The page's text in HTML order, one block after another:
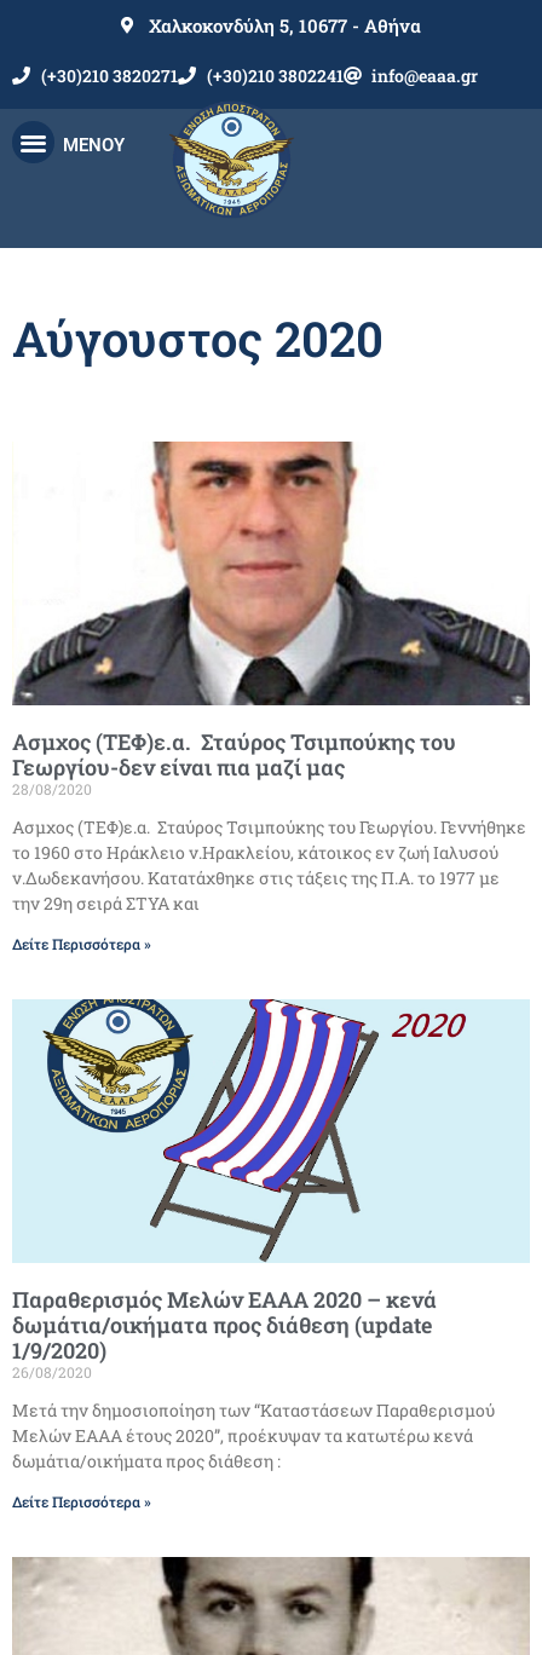
Χαλκοκονδύλη 5, 10677 - Αθήνα
(+30)210 3820271 (+30)210 3802241 info@eaaa.gr
ΜΕΝΟΥ
Αύγουστος 2020
Ασμχος (ΤΕΦ)ε.α. Σταύρος Τσιμπούκης του
Γεωργίου-δεν είναι πια μαζί μας
28/08/2020
Ασμχος (ΤΕΦ)ε.α. Σταύρος Τσιμπούκης του Γεωργίου. Γεννήθηκε
το 1960 στο Ηράκλειο ν.Ηρακλείου, κάτοικος εν ζωή Ιαλυσού
ν.Δωδεκανήσου. Κατατάχθηκε στις τάξεις της Π.Α. το 1977 με
την 29η σειρά ΣΤΥΑ και
Δείτε Περισσότερα »
Παραθερισμός Μελών ΕΑΑΑ 2020 – κενά
δωμάτια/οικήματα προς διάθεση (update
1/9/2020)
26/08/2020
Μετά την δημοσιοποίηση των “Καταστάσεων Παραθερισμού
Μελών ΕΑΑΑ έτους 2020”, προέκυψαν τα κατωτέρω κενά
δωμάτια/οικήματα προς διάθεση :
Δείτε Περισσότερα »